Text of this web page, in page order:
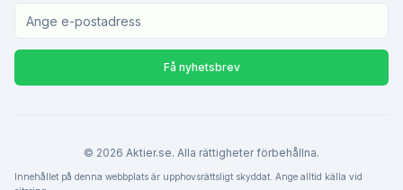
Få nyhetsbrev
© 2026 Aktier.se. Alla rättigheter förbehållna.
Innehållet på denna webbplats är upphovsrättsligt skyddat. Ange alltid källa vid